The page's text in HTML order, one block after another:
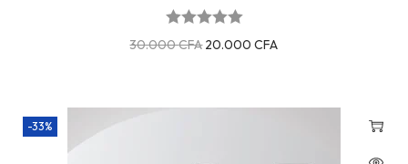
30.000CFA20.000CFA
-33%